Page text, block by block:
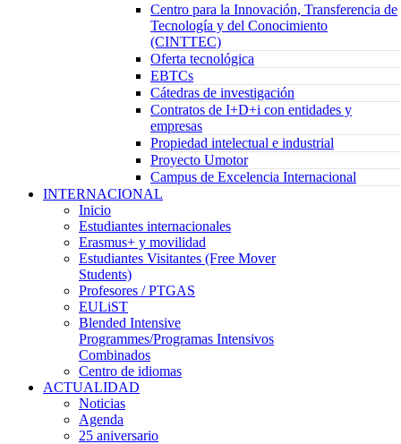
Centro para la Innovación, Transferencia de
Tecnología y del Conocimiento
(CINTTEC)
Oferta tecnológica
EBTCs
Cátedras de investigación
Contratos de I+D+i con entidades y
empresas
Propiedad intelectual e industrial
Proyecto Umotor
Campus de Excelencia Internacional
INTERNACIONAL
Inicio
Estudiantes internacionales
Erasmus+ y movilidad
Estudiantes Visitantes (Free Mover
Students)
Profesores / PTGAS
EULiST
Blended Intensive
Programmes/Programas Intensivos
Combinados
Centro de idiomas
ACTUALIDAD
Noticias
Agenda
25 aniversario